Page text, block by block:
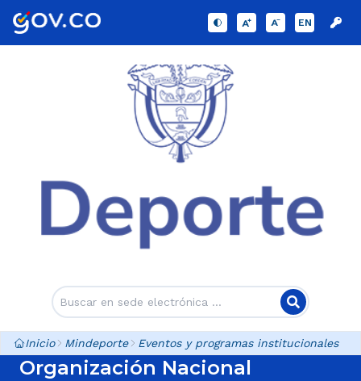
EN
Inicio Mindeporte Eventos y programas institucionales
Organización Nacional